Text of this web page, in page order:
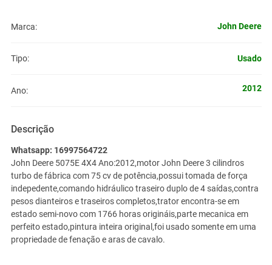
Marca: John Deere
Tipo: Usado
Ano: 2012
Descrição
Whatsapp: 16997564722
John Deere 5075E 4X4 Ano:2012,motor John Deere 3 cilindros
turbo de fábrica com 75 cv de potência,possui tomada de força
indepedente,comando hidráulico traseiro duplo de 4 saídas,contra
pesos dianteiros e traseiros completos,trator encontra-se em
estado semi-novo com 1766 horas origináis,parte mecanica em
perfeito estado,pintura inteira original,foi usado somente em uma
propriedade de fenação e aras de cavalo.